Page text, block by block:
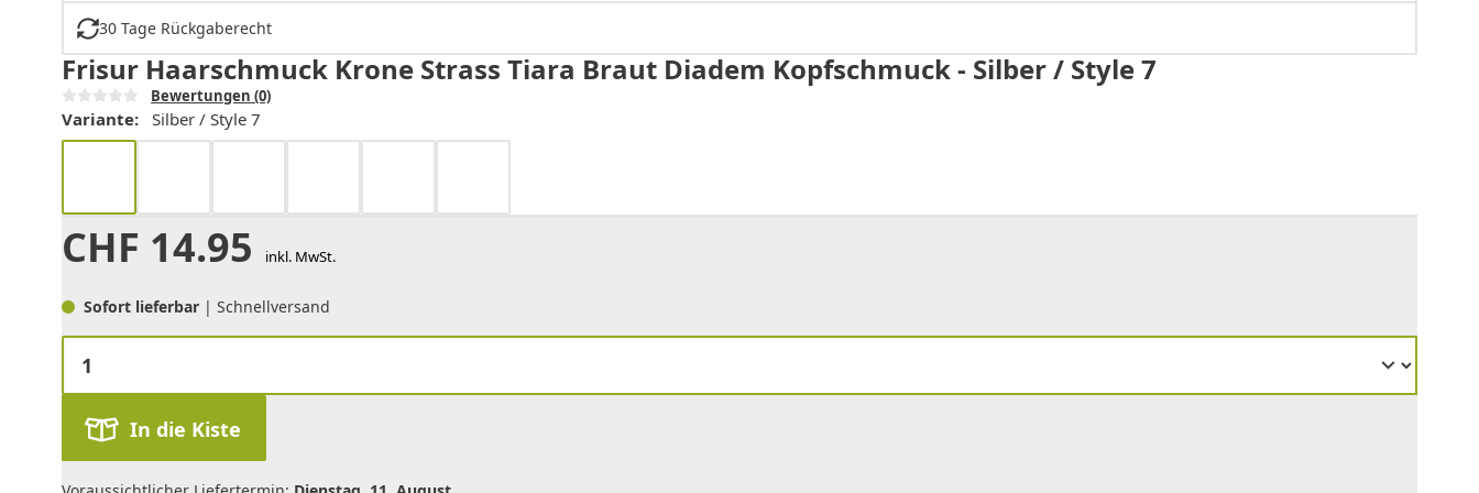
30 Tage Rückgaberecht
Frisur Haarschmuck Krone Strass Tiara Braut Diadem Kopfschmuck - Silber / Style 7
Bewertungen (0)
Variante: Silber / Style 7
CHF 14.95 inkl. MwSt.
Sofort lieferbar | Schnellversand
In die Kiste